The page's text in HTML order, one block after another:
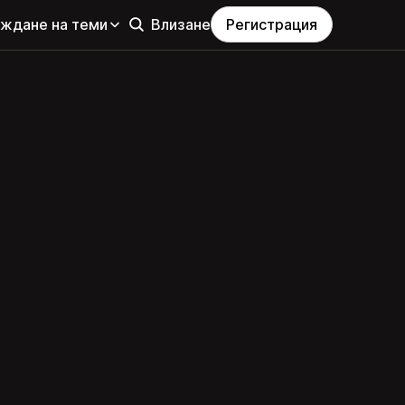
на теми Влизане Регистрация